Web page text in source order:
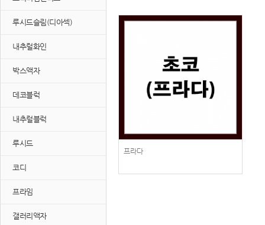
루시드슬림(디아섹)
내추럴화인
박스액자
데코블럭
내추럴블럭
루시드
코디
프라임
갤러리액자
프라다